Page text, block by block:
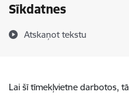
Sīkdatnes
Atskaņot tekstu
Lai šī tīmekļvietne darbotos,